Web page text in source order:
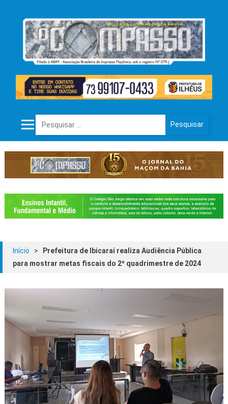
Pesquisar por:
Início >
Prefeitura de Ibicaraí realiza Audiência Pública
para mostrar metas fiscais do 2º quadrimestre de 2024